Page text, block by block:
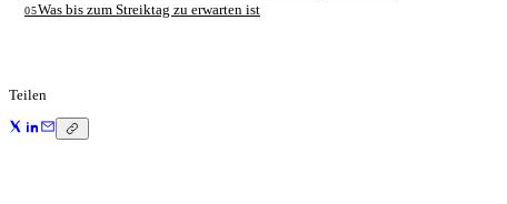
05Was bis zum Streiktag zu erwarten ist
Teilen